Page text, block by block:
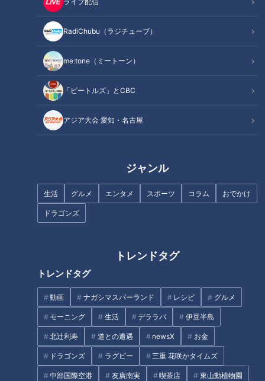
RadiChubu（ラジチューブ）
me:tone（ミートーン）
「ビートルズ」とCBC
アジア大会 愛知・名古屋
ジャンル
生活 グルメ エンタメ スポーツ コラム おでかけ
ドラゴンズ
トレンドタグ
トレンドタグ
動画 ナガシマスパーランド レシピ グルメ
モーニング 生活 デララバ 伊豆半島
北辻利寿 道との遭遇 newsX お金
ドラゴンズ ラグビー 三重 花咲かタイムズ
中部国際空港 友廣南実 喫茶店 東山動植物園
ランキング
RANKING
24時間 週間 月間
「名古屋駅のパン屋さんランキング」第2位＆第1位
を発表！食感の秘密は“焼きたてを瞬間冷凍”？「ル
シュプレーム」の食パンへのこだわり
【アナウンサーの2次会？】若狭アナが脱いだ？大
石アナが踊った？水分アナが舞った！？CBC5チャ
ン春祭り・カラオケ大会ほぼすべて見せます！